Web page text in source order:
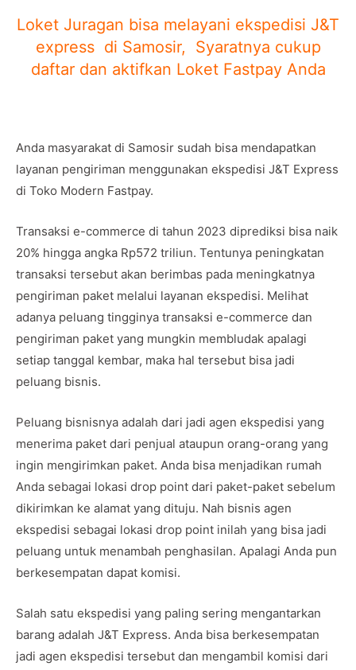
Loket Juragan bisa melayani ekspedisi J&T
express di Samosir, Syaratnya cukup
daftar dan aktifkan Loket Fastpay Anda
Anda masyarakat di Samosir sudah bisa mendapatkan
layanan pengiriman menggunakan ekspedisi J&T Express
di Toko Modern Fastpay.
Transaksi e-commerce di tahun 2023 diprediksi bisa naik
20% hingga angka Rp572 triliun. Tentunya peningkatan
transaksi tersebut akan berimbas pada meningkatnya
pengiriman paket melalui layanan ekspedisi. Melihat
adanya peluang tingginya transaksi e-commerce dan
pengiriman paket yang mungkin membludak apalagi
setiap tanggal kembar, maka hal tersebut bisa jadi
peluang bisnis.
Peluang bisnisnya adalah dari jadi agen ekspedisi yang
menerima paket dari penjual ataupun orang-orang yang
ingin mengirimkan paket. Anda bisa menjadikan rumah
Anda sebagai lokasi drop point dari paket-paket sebelum
dikirimkan ke alamat yang dituju. Nah bisnis agen
ekspedisi sebagai lokasi drop point inilah yang bisa jadi
peluang untuk menambah penghasilan. Apalagi Anda pun
berkesempatan dapat komisi.
Salah satu ekspedisi yang paling sering mengantarkan
barang adalah J&T Express. Anda bisa berkesempatan
jadi agen ekspedisi tersebut dan mengambil komisi dari